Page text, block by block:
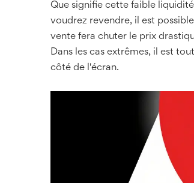
Que signifie cette faible
voudrez revendre, il est
vente fera chuter le prix
Dans les cas extrêmes, il est
côté de l'écran.